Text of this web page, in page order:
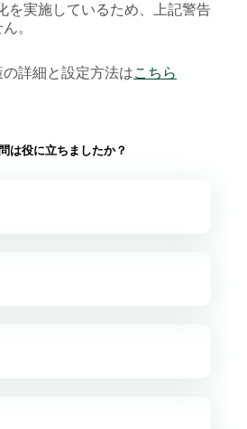
を実施しているため、上記警告
。
詳細と設定方法はこちら
は役に立ちましたか？